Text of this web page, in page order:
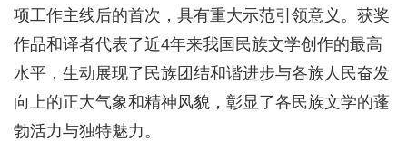
项工作主线后的首次，具有重大示范引领意义。获奖
作品和译者代表了近4年来我国民族文学创作的最高
水平，生动展现了民族团结和谐进步与各族人民奋发
向上的正大气象和精神风貌，彰显了各民族文学的蓬
勃活力与独特魅力。